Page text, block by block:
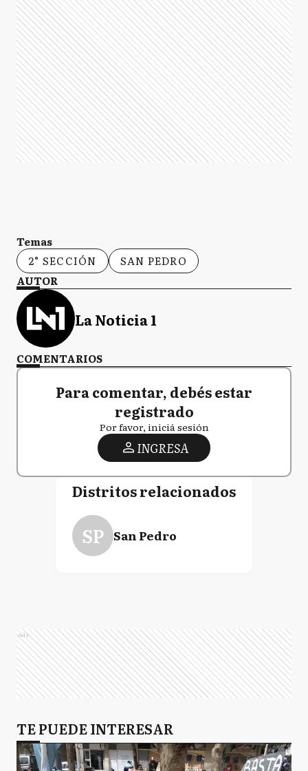
Temas
2° SECCIÓN
SAN PEDRO
AUTOR
La Noticia 1
COMENTARIOS
Para comentar, debés estar
registrado
Por favor, iniciá sesión
INGRESA
Distritos relacionados
SP San Pedro
Ads
TE PUEDE INTERESAR